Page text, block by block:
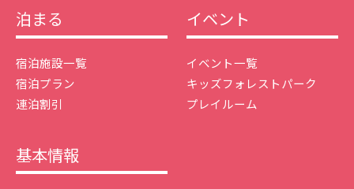
泊まる
宿泊施設一覧
宿泊プラン
連泊割引
イベント
イベント一覧
キッズフォレストパーク
プレイルーム
基本情報